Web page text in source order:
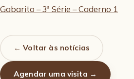
Gabarito – 3ª Série – Caderno 1
← Voltar às notícias
Agendar uma visita →